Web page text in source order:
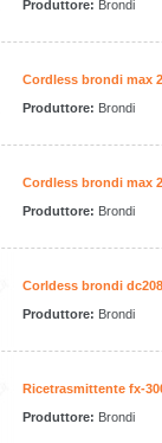
Produttore: Brondi
Cordless brondi max
Produttore: Brondi
Cordless brondi max 2
Produttore: Brondi
Corldess brondi
Produttore: Brondi
Ricetrasmittente fx-
Produttore: Brondi